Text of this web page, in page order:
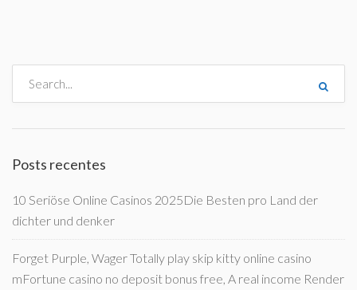
Posts recentes
10 Seriöse Online Casinos 2025Die Besten pro Land der
dichter und denker
Forget Purple, Wager Totally play skip kitty online casino
mFortune casino no deposit bonus free, A real income Render